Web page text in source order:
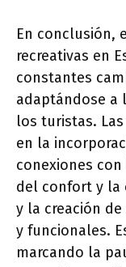
En conclusión,
recreativas en
constantes
adaptándose a
los turistas.
en la
conexiones
del confort y la
y la creación
y funcionales.
marcando la